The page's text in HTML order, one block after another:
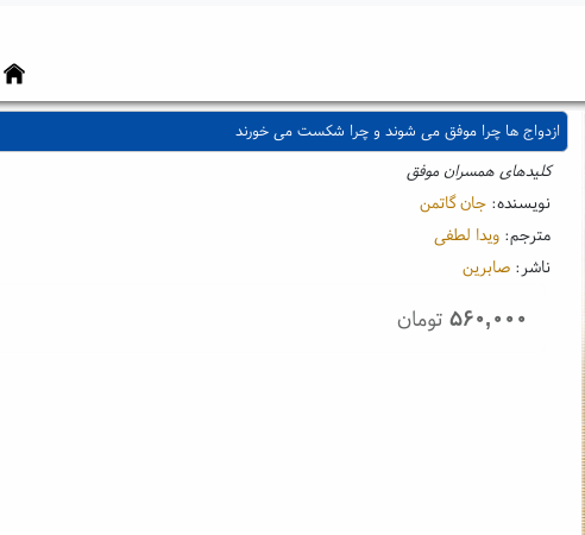
ازدواج ها چرا موفق می شوند و چرا شکست می خورند
کلیدهای همسران موفق
نویسنده: جان گاتمن
مترجم: ویدا لطفی
ناشر: صابرین
۵۶۰,۰۰۰تومان